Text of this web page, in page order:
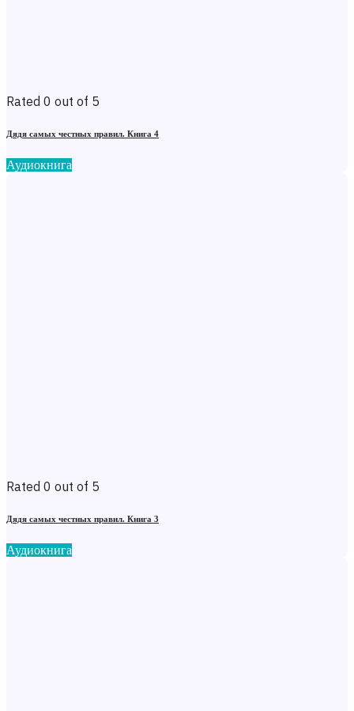
Rated 0 out of 5
Дядя самых честных правил. Книга 4
Аудиокнига
Rated 0 out of 5
Дядя самых честных правил. Книга 3
Аудиокнига